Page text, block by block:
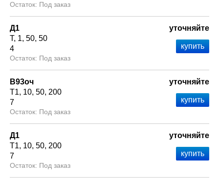
Под заказ
Д1
Т 1 50 50
4
Под заказ
уточняйте
В93оч
Т1 10 50 200
7
Под заказ
уточняйте
Д1
Т1 10 50 200
7
Под заказ
уточняйте